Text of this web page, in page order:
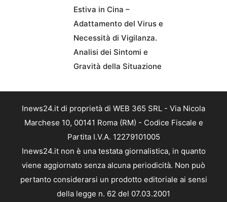
Estiva in Cina –
Adattamento del Virus e
Necessità di Vigilanza.
Analisi dei Sintomi e
Gravità della Situazione
Inews24.it di proprietà di WEB 365 SRL - Via Nicola
Marchese 10, 00141 Roma (RM) - Codice Fiscale e
Partita I.V.A. 12279101005
Inews24.it non è una testata giornalistica, in quanto
viene aggiornato senza alcuna periodicità. Non può
pertanto considerarsi un prodotto editoriale ai sensi
della legge n. 62 del 07.03.2001